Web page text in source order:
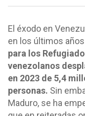
El éxodo en
en los últimos
para los
venezolanos
en 2023 de 5,4
personas. Sin
Maduro, se ha